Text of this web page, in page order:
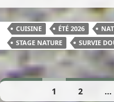
CUISINE ÉTÉ 2026
STAGE NATURE
SURVIE
1 2 …